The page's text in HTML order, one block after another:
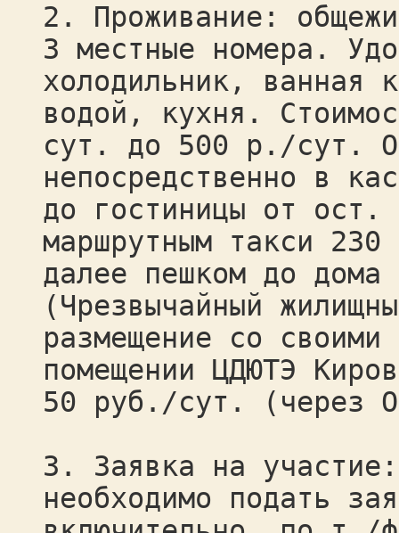
2. Проживание:
3 местные номера.
холодильник, ванная
водой, кухня.
сут. до 500 р./сут.
непосредственно в
до гостиницы от ост.
маршрутным такси
далее пешком до
(Чрезвычайный
размещение со
помещении ЦДЮТЭ
50 руб./сут. (через
3. Заявка на
необходимо подать